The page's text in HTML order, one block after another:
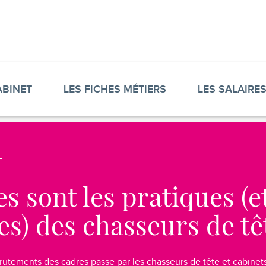
LES FICHES MÉTIERS LES SALAIRES
sont les pratiques
des chasseurs de
des cadres passe par les chasseurs de tête et